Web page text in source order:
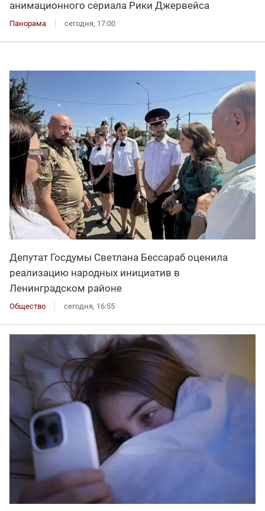
анимационного сериала Рики Джервейса
Панорама сегодня, 17:00
Депутат Госдумы Светлана Бессараб оценила
реализацию народных инициатив в
Ленинградском районе
Общество сегодня, 16:55